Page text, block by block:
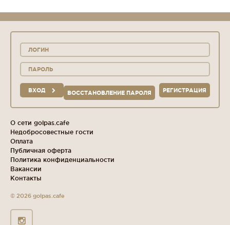
ВХОД РЕГИСТРАЦИЯ
ВОССТАНОВЛЕНИЕ ПАРОЛЯ
О сети golpas.cafe
Недобросовестные гости
Оплата
Публичная оферта
Политика конфиденциальности
Вакансии
Контакты
© 2026 golpas.cafe